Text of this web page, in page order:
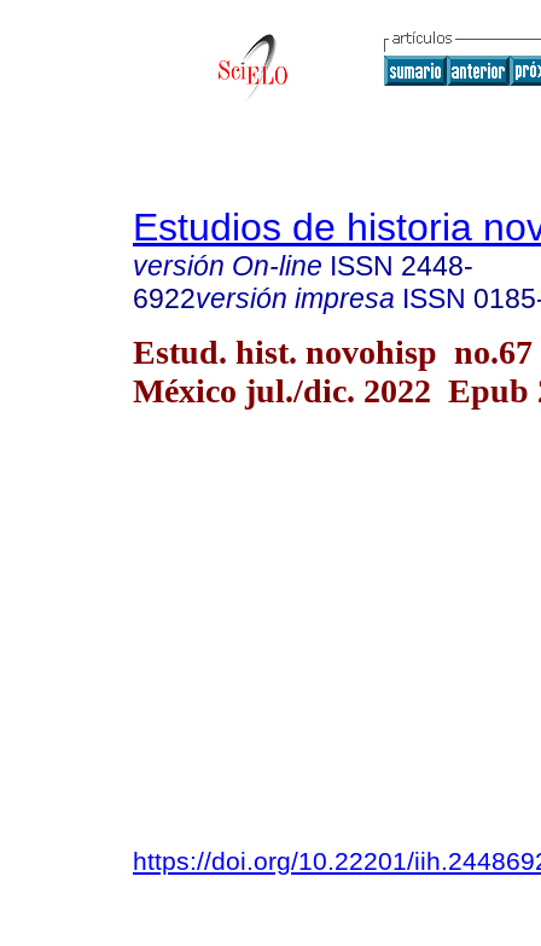
Estudios de historia
versión On-line ISSN 2448-
6922versión impresa ISSN
Estud. hist. novohisp
México jul./dic. 2022 Epub
https://doi.org/10.22201/